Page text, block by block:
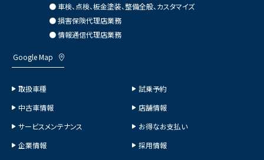
● 車検、点検、板金塗装、整備全般、カスタマイズ
● 損害保険代理店業務
● 情報通信代理店業務
Google Map
取扱車種
試乗予約
中古車情報
店舗情報
サービスメンテナンス
お得なお支払い
企業情報
採用情報